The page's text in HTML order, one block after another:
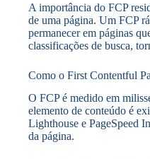
A importância do FCP
de uma página. Um FCP
permanecer em páginas
classificações de busca,
Como o First Contentful
O FCP é medido em
elemento de conteúdo é
Lighthouse e PageSpeed
da página.